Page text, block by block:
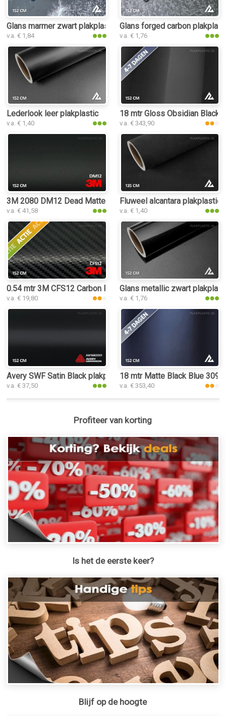
Glans marmer zwart plakplastic
v.a. € 1,84
Glans forged carbon
v.a. € 1,76
Lederlook leer plakplastic
v.a. € 1,40
18 mtr Gloss Obsidian Black
v.a. € 343,90
3M 2080 DM12 Dead Matte Black plakplastic
v.a. € 41,58
Fluweel alcantara plakplastic
v.a. € 1,40
0.54 mtr 3M CFS12 Carbon Fiber Black
v.a. € 19,80
Glans metallic zwart
v.a. € 1,76
Avery SWF Satin Black plakplastic
v.a. € 37,50
18 mtr Matte Black Blue
v.a. € 353,40
Profiteer van korting
Is het de eerste keer?
Blijf op de hoogte